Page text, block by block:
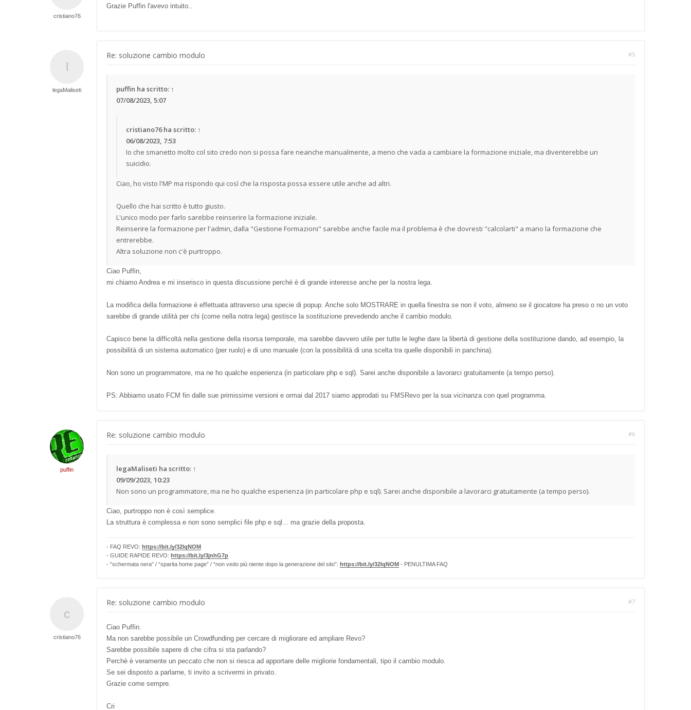
cristiano76
Grazie Puffin l'avevo intuito..
legaMaliseti
Re: soluzione cambio modulo #5
puffin ha scritto: ↑
07/08/2023, 5:07
cristiano76ha scritto: ↑
06/08/2023, 7:53
Io che smanetto molto col sito credo non si possa fare neanche manualmente, a meno che vada a cambiare la formazione iniziale, ma diventerebbe un
suicidio.
Ciao, ho visto l'MP ma rispondo qui così che la risposta possa essere utile anche ad altri.
Quello che hai scritto è tutto giusto.
L'unico modo per farlo sarebbe reinserire la formazione iniziale.
Reinserire la formazione per l'admin, dalla "Gestione Formazioni" sarebbe anche facile ma il problema è che dovresti "calcolarti" a mano la formazione che
entrerebbe.
Altra soluzione non c'è purtroppo.
Ciao Puffin,
mi chiamo Andrea e mi inserisco in questa discussione perché è di grande interesse anche per la nostra lega.
La modifica della formazione è effettuata attraverso una specie di popup. Anche solo MOSTRARE in quella finestra se non il voto, almeno se il giocatore ha preso o no un voto
sarebbe di grande utilità per chi (come nella notra lega) gestisce la sostituzione prevedendo anche il cambio modulo.
Capisco bene la difficoltà nella gestione della risorsa temporale, ma sarebbe davvero utile per tutte le leghe dare la libertà di gestione della sostituzione dando, ad esempio, la
possibilità di un sistema automatico (per ruolo) e di uno manuale (con la possibilità di una scelta tra quelle disponibili in panchina).
Non sono un programmatore, ma ne ho qualche esperienza (in particolare php e sql). Sarei anche disponibile a lavorarci gratuitamente (a tempo perso).
PS: Abbiamo usato FCM fin dalle sue primissime versioni e ormai dal 2017 siamo approdati su FMSRevo per la sua vicinanza con quel programma.
puffin
Re: soluzione cambio modulo #6
legaMaliseti ha scritto: ↑
09/09/2023, 10:23
Non sono un programmatore, ma ne ho qualche esperienza (in particolare php e sql). Sarei anche disponibile a lavorarci gratuitamente (a tempo perso).
Ciao, purtroppo non è così semplice.
La struttura è complessa e non sono semplici file php e sql... ma grazie della proposta.
- FAQ REVO: https://bit.ly/32lqNOM
- GUIDE RAPIDE REVO: https://bit.ly/3jnhG7p
- “schermata nera” / “sparita home page” / “non vedo più niente dopo la generazione del sito”: https://bit.ly/32lqNOM - PENULTIMA FAQ
cristiano76
Re: soluzione cambio modulo #7
Ciao Puffin.
Ma non sarebbe possibile un Crowdfunding per cercare di migliorare ed ampliare Revo?
Sarebbe possibile sapere di che cifra si sta parlando?
Perchè è veramente un peccato che non si riesca ad apportare delle migliorie fondamentali, tipo il cambio modulo.
Se sei disposto a parlarne, ti invito a scrivermi in privato.
Grazie come sempre.
Cri